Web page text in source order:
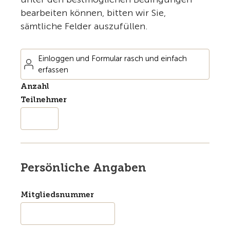
bearbeiten können, bitten wir Sie,
sämtliche Felder auszufüllen.
Einloggen und Formular rasch und einfach
erfassen
Anzahl
Teilnehmer
Persönliche Angaben
Mitgliedsnummer